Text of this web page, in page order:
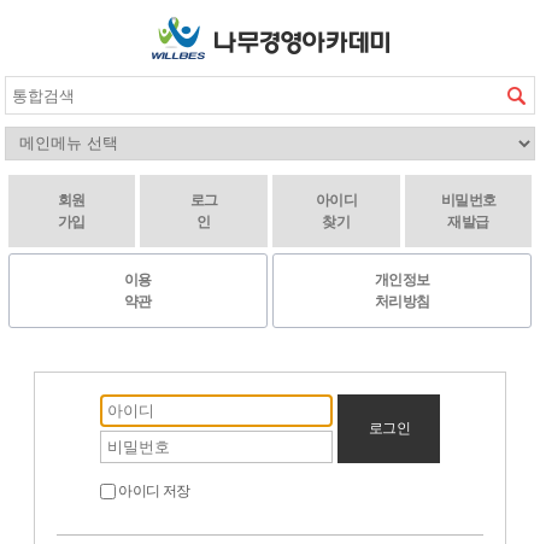
회원
가입
로그
인
아이디
찾기
비밀번호
재발급
이용
약관
개인정보
처리방침
아이디 저장
로그인